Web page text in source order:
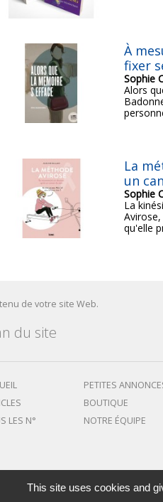
À
fixer
Sophie
Alors
La
un
Sophie
La
qu'elle
de votre site Web.
du site
LES N°
PETITES
BOUTIQUE
NOTRE ÉQUIPE
This site uses cookies and